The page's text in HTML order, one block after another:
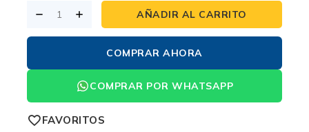
AÑADIR AL CARRITO
COMPRAR AHORA
COMPRAR POR WHATSAPP
FAVORITOS